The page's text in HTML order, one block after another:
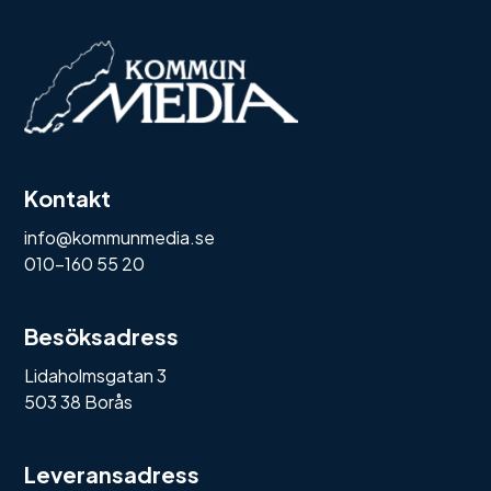
Kontakt
info@kommunmedia.se
010-160 55 20
Besöksadress
Lidaholmsgatan 3
503 38 Borås
Leveransadress